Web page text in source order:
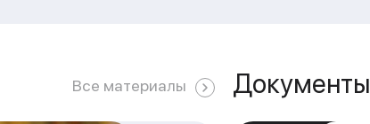
Все материалы Документы